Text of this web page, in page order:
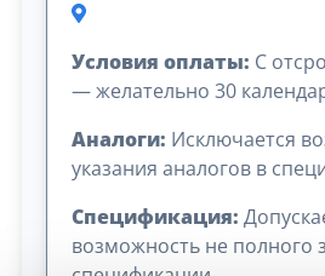
Условия оплаты: C
— желательно 30
Аналоги: Исключается
указания аналогов в
Спецификация:
возможность не полного